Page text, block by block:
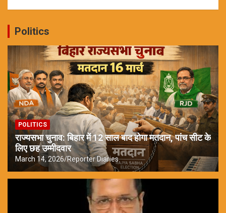
Politics
POLITICS
राज्यसभा चुनाव: बिहार में 12 साल बाद होगा मतदान, पांच सीट के
लिए छह उम्मीदवार
March 14, 2026 Reporter Diaries